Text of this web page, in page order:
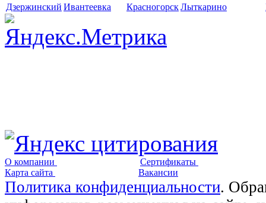
Дзержинский Ивантеевка КрасногорскЛыткарино
О компании
Сертификаты
Карта сайта
Вакансии
Политика конфиденциальности.